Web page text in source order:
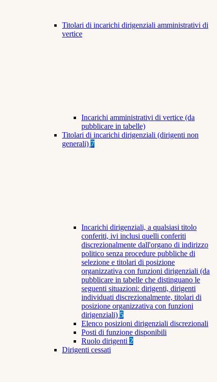
Titolari di incarichi dirigenziali amministrativi di
vertice
Incarichi amministrativi di vertice (da
pubblicare in tabelle)
Titolari di incarichi dirigenziali (dirigenti non
generali) 7
Incarichi dirigenziali, a qualsiasi titolo
conferiti, ivi inclusi quelli conferiti
discrezionalmente dall'organo di indirizzo
politico senza procedure pubbliche di
selezione e titolari di posizione
organizzativa con funzioni dirigenziali (da
pubblicare in tabelle che distinguano le
seguenti situazioni: dirigenti, dirigenti
individuati discrezionalmente, titolari di
posizione organizzativa con funzioni
dirigenziali) 5
Elenco posizioni dirigenziali discrezionali
Posti di funzione disponibili
Ruolo dirigenti 2
Dirigenti cessati